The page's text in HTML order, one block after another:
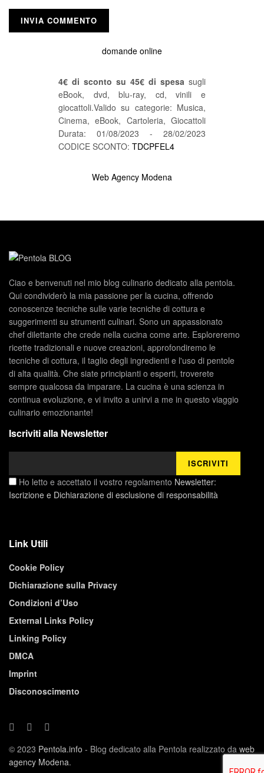
domande online
4€ di sconto su 45€ di spesa sugli
eBook, dvd, blu-ray, cd, vinili e
giocattoli.Valido su categorie: Musica,
Cinema, eBook, Cartoleria, Giocattoli
Durata: 01/08/2023 - 28/02/2023
CODICE SCONTO: TDCPFEL4
Web Agency Modena
Ciao e benvenuti nel mio blog culinario dedicato alla pentola.
Qui condividerò la mia passione per la cucina, offrendo
conoscenze tecniche sulle varie tecniche di cottura e
suggerimenti su strumenti culinari. Sono un appassionato
chef dilettante che crede nella cucina come arte. Esploreremo
ricette tradizionali e nuove creazioni, approfondiremo le
tecniche di cottura, il taglio degli ingredienti e l'uso di pentole
di alta qualità. Che siate principianti o esperti, troverete
sempre qualcosa da imparare. La cucina è una scienza in
continua evoluzione, e vi invito a unirvi a me in questo viaggio
culinario emozionante!
Iscriviti alla Newsletter
Ho letto e accettato il vostro regolamento Newsletter:
Iscrizione e Dichiarazione di esclusione di responsabilità
Link Utili
Cookie Policy
Dichiarazione sulla Privacy
Condizioni d’Uso
External Links Policy
Linking Policy
DMCA
Imprint
Disconoscimento
© 2023 Pentola.info - Blog dedicato alla Pentola realizzato da web
agency Modena.